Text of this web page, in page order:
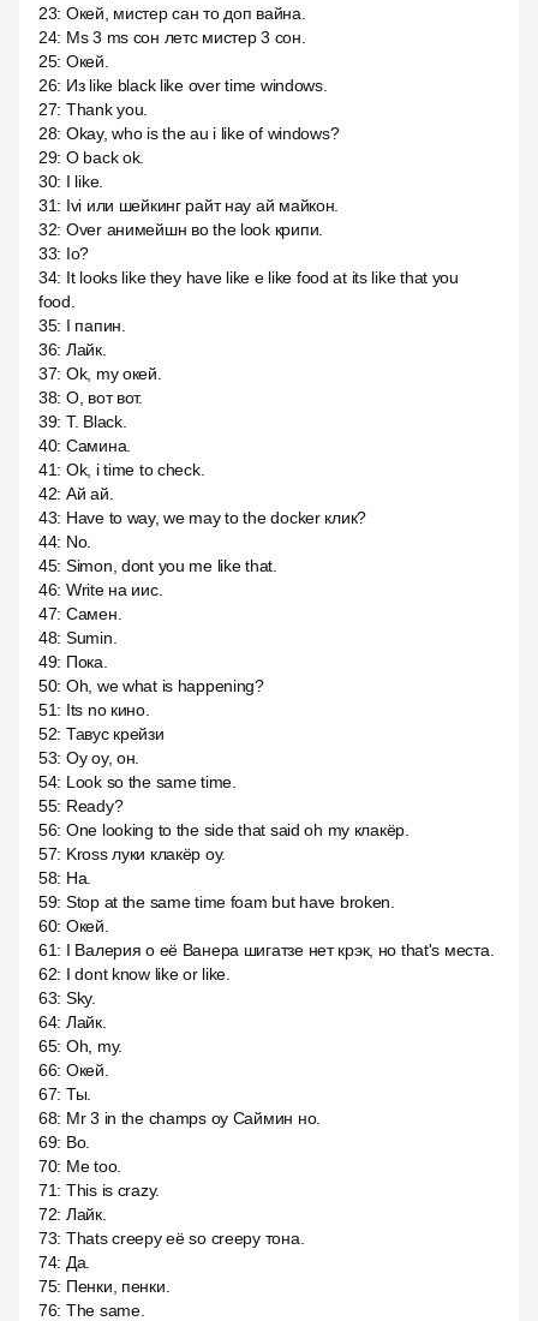
23: Окей, мистер сан то доп вайна.
24: Ms 3 ms сон летс мистер 3 сон.
25: Окей.
26: Из like black like over time windows.
27: Thank you.
28: Okay, who is the au i like of windows?
29: О back ok.
30: I like.
31: Ivi или шейкинг райт нау ай майкон.
32: Over анимейшн во the look крипи.
33: Io?
34: It looks like they have like e like food at its like that you
food.
35: I папин.
36: Лайк.
37: Ok, my окей.
38: О, вот вот.
39: T. Black.
40: Самина.
41: Ok, i time to check.
42: Ай ай.
43: Have to way, we may to the docker клик?
44: No.
45: Simon, dont you me like that.
46: Write на иис.
47: Самен.
48: Sumin.
49: Пока.
50: Oh, we what is happening?
51: Its no кино.
52: Тавус крейзи
53: Оу оу, он.
54: Look so the same time.
55: Ready?
56: One looking to the side that said oh my клакёр.
57: Kross луки клакёр оу.
58: На.
59: Stop at the same time foam but have broken.
60: Окей.
61: I Валерия о её Ванера шигатзе нет крэк, но that's места.
62: I dont know like or like.
63: Sky.
64: Лайк.
65: Oh, my.
66: Окей.
67: Ты.
68: Mr 3 in the champs оу Саймин но.
69: Во.
70: Me too.
71: This is crazy.
72: Лайк.
73: Thats creepy её so creepy тона.
74: Да.
75: Пенки, пенки.
76: The same.